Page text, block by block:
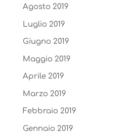
Agosto 2019
Luglio 2019
Giugno 2019
Maggio 2019
Aprile 2019
Marzo 2019
Febbraio 2019
Gennaio 2019